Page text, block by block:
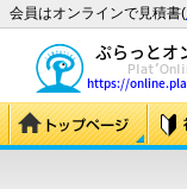
会員はオンラインで見積書(